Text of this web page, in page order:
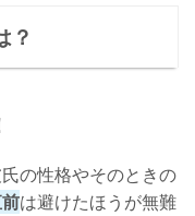
？
の性格やそのときの
は避けたほうが無難